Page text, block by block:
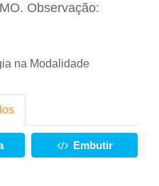
Observação:
na Modalidade
Embutir